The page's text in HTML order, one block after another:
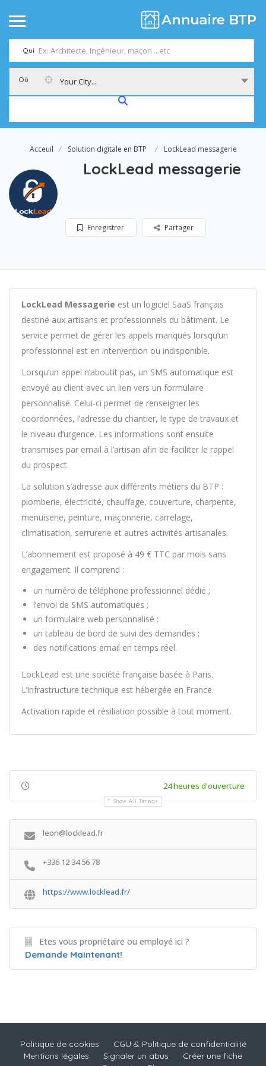
Qui
Où Your City...
Acceuil Solution digitale en BTP LockLead messagerie
LockLead messagerie
Enregistrer Partager
LockLead Messagerie est un logiciel SaaS français
destiné aux artisans et professionnels du bâtiment. Le
service permet de gérer les appels manqués lorsqu’un
professionnel est en intervention ou indisponible.
Lorsqu’un appel n’aboutit pas, un SMS automatique est
envoyé au client avec un lien vers un formulaire
personnalisé. Celui-ci permet de renseigner les
coordonnées, l’adresse du chantier, le type de travaux et
le niveau d’urgence. Les informations sont ensuite
transmises par email à l’artisan afin de faciliter le rappel
du prospect.
La solution s’adresse aux différents métiers du BTP :
plomberie, électricité, chauffage, couverture, charpente,
menuiserie, peinture, maçonnerie, carrelage,
climatisation, serrurerie et autres activités artisanales.
L’abonnement est proposé à 49 € TTC par mois sans
engagement. Il comprend :
un numéro de téléphone professionnel dédié ;
l’envoi de SMS automatiques ;
un formulaire web personnalisé ;
un tableau de bord de suivi des demandes ;
des notifications email en temps réel.
LockLead est une société française basée à Paris.
L’infrastructure technique est hébergée en France.
Activation rapide et résiliation possible à tout moment.
24 heures d'ouverture
Show All Timings
leon@locklead.fr
+336 12 34 56 78
https://www.locklead.fr/
Etes vous propriétaire ou employé ici ?
Demande Maintenant!
Politique de cookies
CGU & Politique de confidentialité
Mentions légales
Signaler un abus
Créer une fiche